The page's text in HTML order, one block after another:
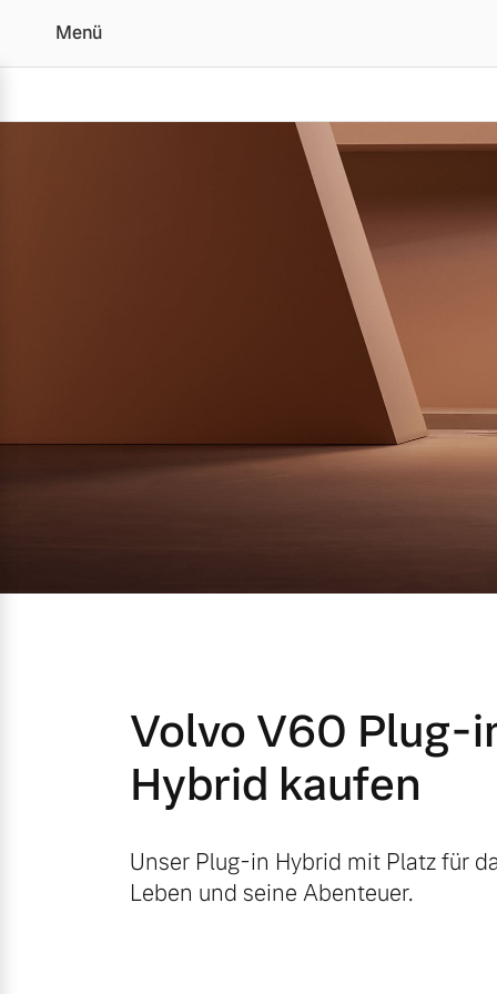
Der Volvo V60 | Alle
Menü
Geschäftskunden
Editionsmodelle
Konnektivität
Aktuelle Angebote
Geschäftskunden
Über uns
Unser Team
Volvo V60 Plug-
Hybrid kaufen
Unser Plug-in Hybrid mit Platz für
Leben und seine Abenteuer.